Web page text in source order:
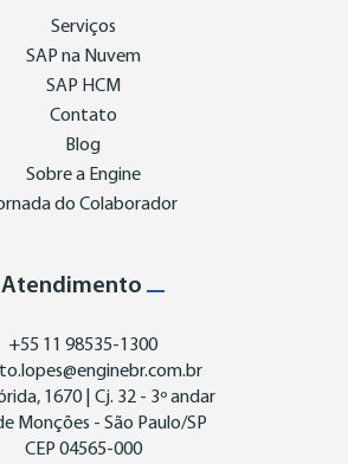
Serviços
SAP na Nuvem
SAP HCM
Contato
Blog
Sobre a Engine
do Colaborador
Atendimento
+55 11 98535-1300
1670 | Cj. 32 - 3º andar
Monções - São Paulo/SP
CEP 04565-000